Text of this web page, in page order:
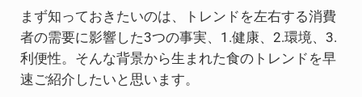
まず知っておきたいのは、トレンドを左右する消費
者の需要に影響した3つの事実、1.健康、2.環境、3.
利便性。そんな背景から生まれた食のトレンドを早
速ご紹介したいと思います。